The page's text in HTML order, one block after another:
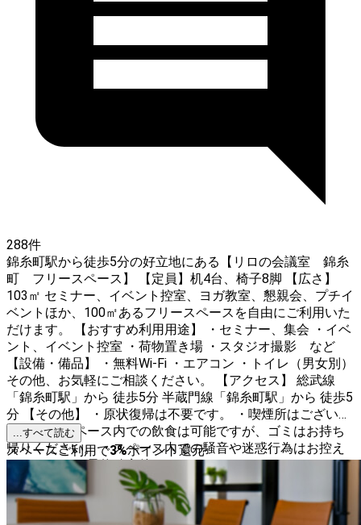
288件
錦糸町駅から徒歩5分の好立地にある【リロの会議室 錦糸
町 フリースペース】 【定員】机4台、椅子8脚 【広さ】
103㎡ セミナー、イベント控室、ヨガ教室、懇親会、プチイ
ベントほか、100㎡あるフリースペースを自由にご利用いた
だけます。 【おすすめ利用用途】 ・セミナー、集会 ・イベ
ント、イベント控室 ・荷物置き場 ・スタジオ撮影 など
【設備・備品】 ・無料Wi-Fi ・エアコン ・トイレ（男女別）
その他、お気軽にご相談ください。 【アクセス】 総武線
「錦糸町駅」から 徒歩5分 半蔵門線「錦糸町駅」から 徒歩5
分 【その他】 ・原状復帰は不要です。 ・喫煙所はございま
せん。 ・スペース内での飲食は可能ですが、ゴミはお持ち
帰りください。 ・スペース内での騒音や迷惑行為はお控え
ください。 ・予約確定後のキャンセルについては、キャン
セル料が発生する場合がございますのでご了承ください。
【お問い合わせ】 お気軽にお問い合わせください。スタッ
フが丁寧にご案内致します。
...すべて読む
スペースご利用で3%ポイント還元